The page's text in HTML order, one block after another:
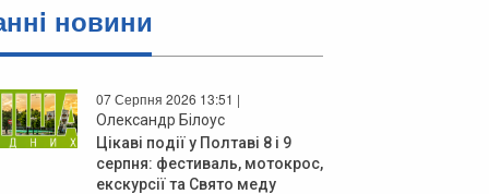
новини
07 Серпня 2026 13:51 |
Олександр Білоус
Цікаві події у Полтаві 8 і 9
серпня: фестиваль, мотокрос,
екскурсії та Свято меду